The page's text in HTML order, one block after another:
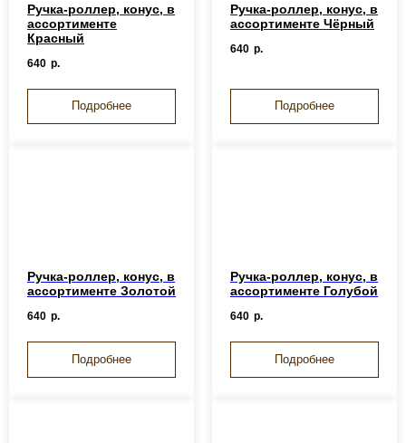
Ручка-роллер, конус, в
ассортименте
Красный
640 р.
Подробнее
Ручка-роллер, конус, в
ассортименте Чёрный
640 р.
Подробнее
Ручка-роллер, конус, в
ассортименте Золотой
640 р.
Подробнее
Ручка-роллер, конус, в
ассортименте Голубой
640 р.
Подробнее